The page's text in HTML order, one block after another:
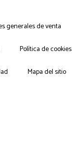
generales de venta
Política de cookies
Mapa del sitio